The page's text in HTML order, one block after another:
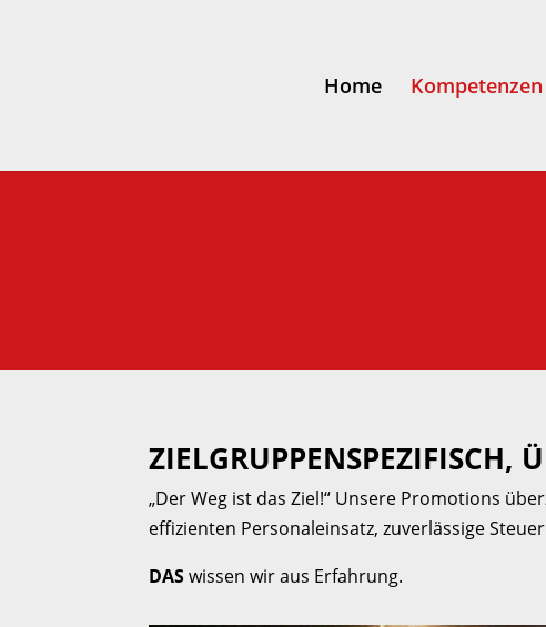
Home Kompetenzen
ZIELGRUPPENSPEZIFISCH,
„Der Weg ist das Ziel!“ Unsere Promotions
effizienten Personaleinsatz, zuverlässige
DAS wissen wir aus Erfahrung.